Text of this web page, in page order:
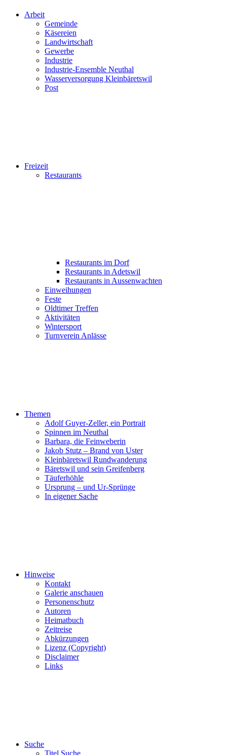
Arbeit
Gemeinde
Käsereien
Landwirtschaft
Gewerbe
Industrie
Industrie-Ensemble Neuthal
Wasserversorgung Kleinbäretswil
Post
Freizeit
Restaurants
Restaurants im Dorf
Restaurants in Adetswil
Restaurants in Aussenwachten
Einweihungen
Feste
Oldtimer Treffen
Aktivitäten
Wintersport
Turnverein Anlässe
Themen
Adolf Guyer-Zeller, ein Portrait
Spinnen im Neuthal
Barbara, die Feinweberin
Jakob Stutz – Brand von Uster
Kleinbäretswil Rundwanderung
Bäretswil und sein Greifenberg
Täuferhöhle
Ursprung – und Ur-Sprünge
In eigener Sache
Hinweise
Kontakt
Galerie anschauen
Personenschutz
Autoren
Heimatbuch
Zeitreise
Abkürzungen
Lizenz (Copyright)
Disclaimer
Links
Suche
Titel Suche